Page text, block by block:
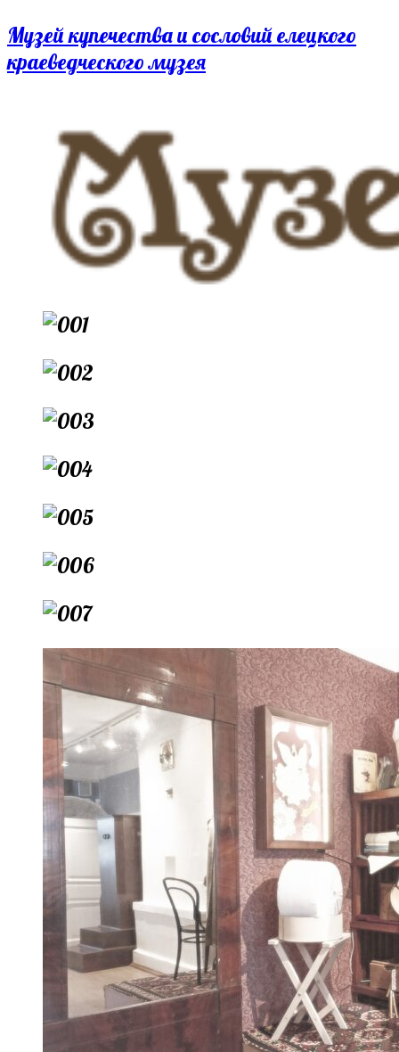
Перейти
к
Музей купечества и сословий елецкого
краеведческого музея